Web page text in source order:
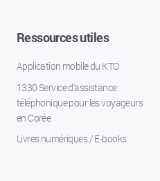
Ressources utiles
Application mobile du KTO
1330 Service d'assistance
téléphonique pour les voyageurs
en Corée
Livres numériques / E-books